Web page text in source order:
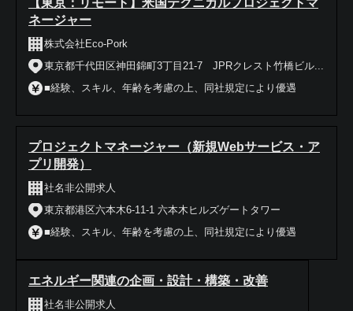
ネージャー
株式会社Eco‐Pork
東京都千代田区神田錦町3丁目21-7 JPRクレスト竹橋ビル...
■経験、スキル、年齢を考慮の上、同社規定により優遇
プロジェクトマネージャー（新規Webサービス・ア
プリ開発）
社名非公開求人
東京都港区六本木6-11-1 六本木ヒルズゲートタワー
■経験、スキル、年齢を考慮の上、同社規定により優遇
エネルギー関連の企画・設計・構築・改善
社名非公開求人